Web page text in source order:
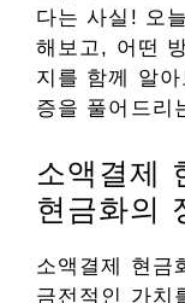
다는 사실! 오
해보고, 어떤
지를 함께 알
증을 풀어드리
소액결제
현금화의
소액결제 현금
금전적인 가치